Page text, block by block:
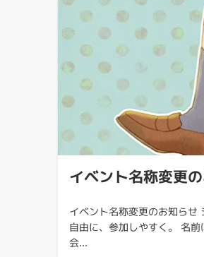
イベント名称変更
イベント名称変更のお知らせ
自由に、参加しやすく。 名
会...